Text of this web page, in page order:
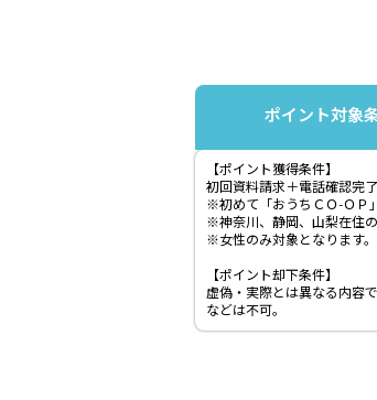
ポイント対象
【ポイント獲得条件】
初回資料請求＋電話確認完了
※初めて「おうちＣＯ-ＯＰ
※神奈川、静岡、山梨在住の
※女性のみ対象となります。
【ポイント却下条件】
虚偽・実際とは異なる内容
などは不可。